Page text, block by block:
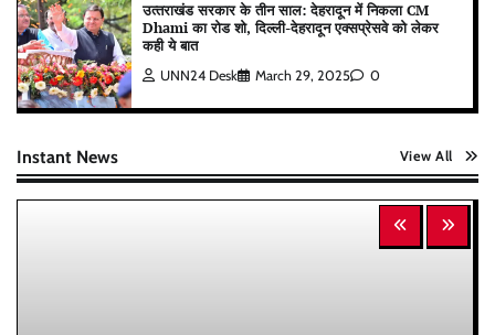
उत्‍तराखंड सरकार के तीन साल: देहरादून में निकला CM
Dhami का रोड शो, दिल्ली-देहरादून एक्सप्रेसवे को लेकर
कही ये बात
UNN24 Desk March 29, 2025 0
Instant News View All